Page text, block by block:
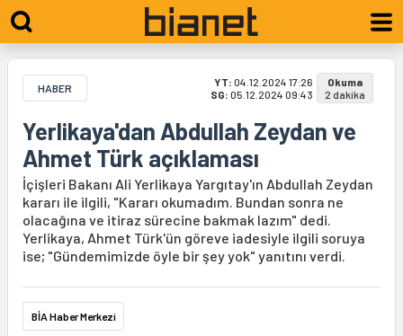
HABER YT: 04.12.2024 17:26
SG: 05.12.2024 09:43
Okuma
2 dakika
Yerlikaya'dan Abdullah Zeydan ve
Ahmet Türk açıklaması
İçişleri Bakanı Ali Yerlikaya Yargıtay'ın Abdullah Zeydan
kararı ile ilgili, "Kararı okumadım. Bundan sonra ne
olacağına ve itiraz sürecine bakmak lazım" dedi.
Yerlikaya, Ahmet Türk'ün göreve iadesiyle ilgili soruya
ise; "Gündemimizde öyle bir şey yok" yanıtını verdi.
BİA Haber Merkezi